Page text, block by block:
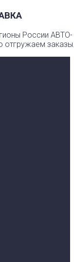
России АВТО-
отгружаем